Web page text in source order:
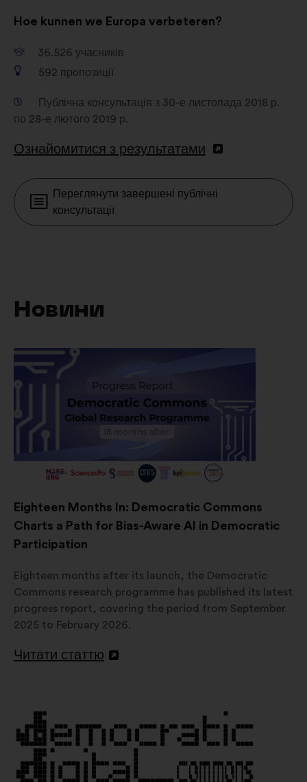
Hoe kunnen we Europa verbeteren?
36.526 учасників
592 пропозиції
Публічна консультація з 30-е листопада 2018 р.
по 28-е лютого 2019 р.
Ознайомитися з результатами
Переглянути завершені публічні
консультації
Новини
Eighteen Months In: Democratic Commons
Charts a Path for Bias-Aware AI in Democratic
Participation
Eighteen months after its launch, the Democratic
Commons research programme has published its latest
progress report, covering the period from September
2025 to February 2026.
Читати статтю
Відкрити
вкладці